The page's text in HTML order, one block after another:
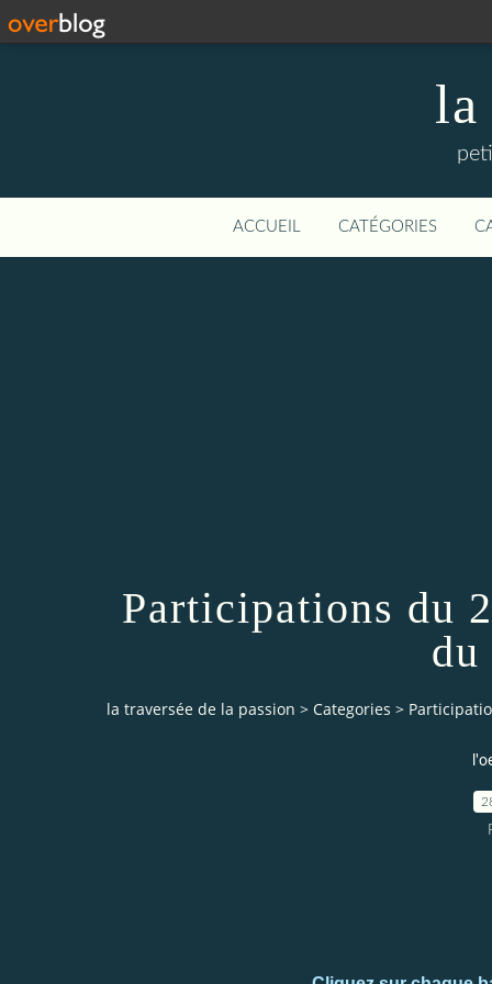
la
ACCUEIL CATÉGORIES
Participations du
du
la traversée de la passion > Categories >